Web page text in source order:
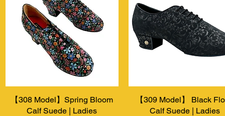
Visualização rápida
【308 Model】Spring Bloom
Calf Suede | Ladies
Visualização rápida
【309 Model】 Black
Calf Suede | Ladies